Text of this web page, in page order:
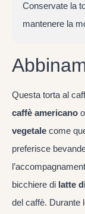
Conservate la
mantenere la
Questa torta al
caffè americano
vegetale come
preferisce
bicchiere di latte
del caffè. Durante